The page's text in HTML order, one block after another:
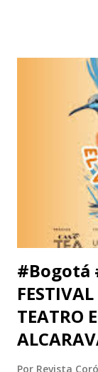
Francisco José
cuenta con el
prestigio como
de Hidalgo
Iztacala
Superiores
organizador
el cuerpo, la
#Bogotá
TEATRO
Por Revista